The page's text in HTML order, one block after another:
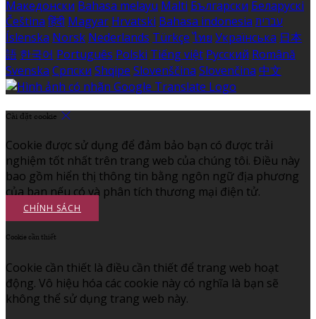
Македонски Bahasa melayu Malti Български Беларускі
Čeština हिंदी Magyar Hrvatski Bahasa indonesia עברית
Íslenska Norsk Nederlands Türkçe ไทย Українська 日本
語 한국어 Português Polski Tiếng việt Русский Română
Svenska Српски Shqipe Slovenščina Slovenčina 中文
Cài đặt cookie
Cookie được sử dụng để đảm bảo bạn có được trải
nghiệm tốt nhất trên trang web của chúng tôi. Điều này
bao gồm hiển thị thông tin bằng ngôn ngữ địa phương
của bạn nếu có và phân tích thương mại điện tử.
CHÍNH SÁCH
Cookie cần thiết
Cookie cần thiết là điều cần thiết để trang web hoạt
động. Vô hiệu hóa các cookie này có nghĩa là bạn sẽ
không thể sử dụng trang web này.